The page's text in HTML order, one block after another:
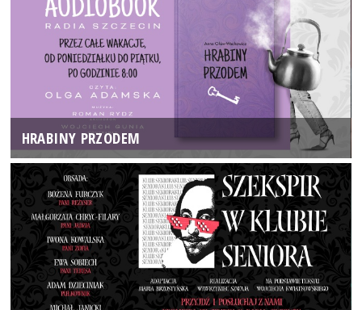
HRABINY PRZODEM